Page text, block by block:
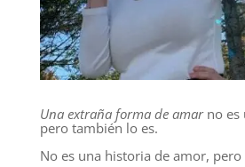
Una extraña forma de amarno es
pero también lo es.
No es una historia de amor,